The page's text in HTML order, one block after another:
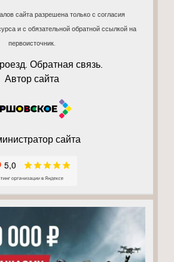
сайта разрешена только с согласия
и с обязательной обратной ссылкой на
первоисточник.
Обратная связь.
Автор сайта
сайта